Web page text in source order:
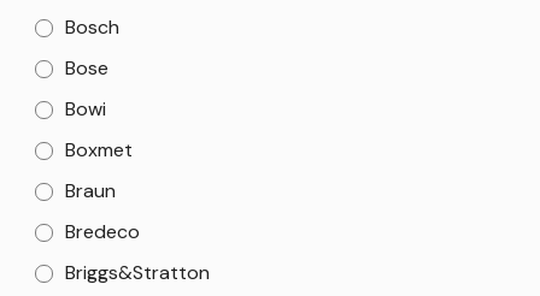
Bosch
Bose
Bowi
Boxmet
Braun
Bredeco
Briggs&Stratton